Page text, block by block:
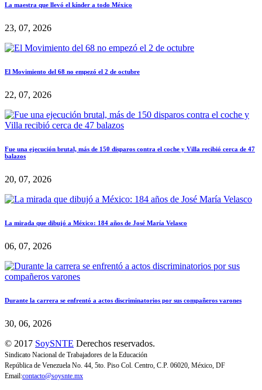
La maestra que llevó el kínder a todo México
23, 07, 2026
El Movimiento del 68 no empezó el 2 de octubre
22, 07, 2026
Fue una ejecución brutal, más de 150 disparos contra el coche y Villa recibió cerca de 47
balazos
20, 07, 2026
La mirada que dibujó a México: 184 años de José María Velasco
06, 07, 2026
Durante la carrera se enfrentó a actos discriminatorios por sus compañeros varones
30, 06, 2026
© 2017 SoySNTE Derechos reservados.
Sindicato Nacional de Trabajadores de la Educación
República de Venezuela No. 44, 5to. Piso Col. Centro, C.P. 06020, México, DF
Email:contacto@soysnte.mx